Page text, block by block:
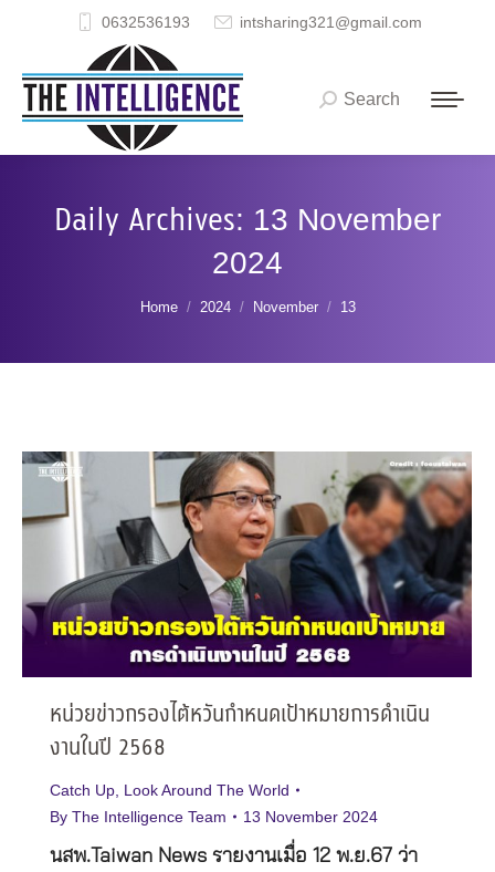
0632536193 intsharing321@gmail.com
Search:
Search
Daily Archives: 13 November
2024
You are here:
Home 2024 November 13
หน่วยข่าวกรองไต้หวันกำหนดเป้าหมายการดำเนิน
งานในปี 2568
Catch Up Look Around The World
By The Intelligence Team 13 November 2024
นสพ.Taiwan News รายงานเมื่อ 12 พ.ย.67 ว่า